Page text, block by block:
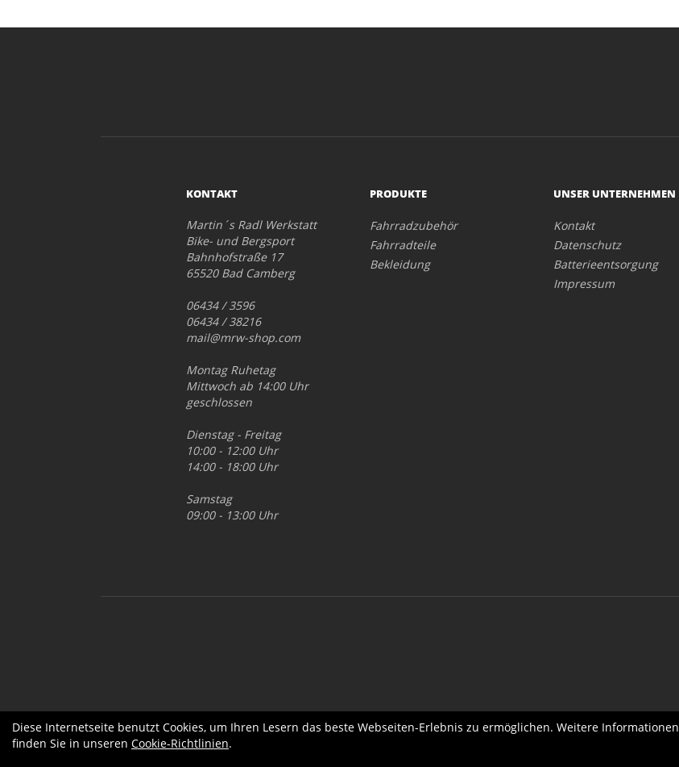
KONTAKT
Martin´s Radl Werkstatt
Bike- und Bergsport
Bahnhofstraße 17
65520 Bad Camberg
06434 / 3596
06434 / 38216
mail@mrw-shop.com
Montag Ruhetag
Mittwoch ab 14:00 Uhr
geschlossen
Dienstag - Freitag
10:00 - 12:00 Uhr
14:00 - 18:00 Uhr
Samstag
09:00 - 13:00 Uhr
PRODUKTE
Fahrradzubehör
Fahrradteile
Bekleidung
UNSER UNTERNEHMEN
Kontakt
Datenschutz
Batterieentsorgung
Impressum
Diese Internetseite benutzt Cookies, um Ihren Lesern das beste Webseiten-Erlebnis zu ermöglichen. Weitere Informationen
finden Sie in unseren Cookie-Richtlinien.